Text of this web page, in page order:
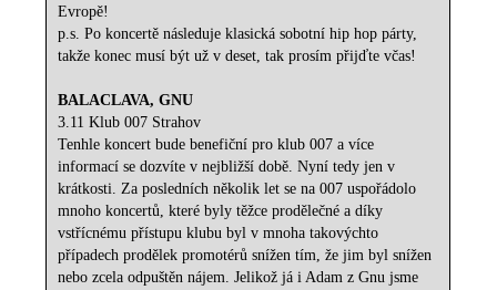
Evropě!
p.s. Po koncertě následuje klasická sobotní hip hop párty,
takže konec musí být už v deset, tak prosím přijďte včas!
BALACLAVA, GNU
3.11 Klub 007 Strahov
Tenhle koncert bude benefiční pro klub 007 a více
informací se dozvíte v nejbližší době. Nyní tedy jen v
krátkosti. Za posledních několik let se na 007 uspořádolo
mnoho koncertů, které byly těžce prodělečné a díky
vstřícnému přístupu klubu byl v mnoha takovýchto
případech prodělek promotérů snížen tím, že jim byl snížen
nebo zcela odpuštěn nájem. Jelikož já i Adam z Gnu jsme